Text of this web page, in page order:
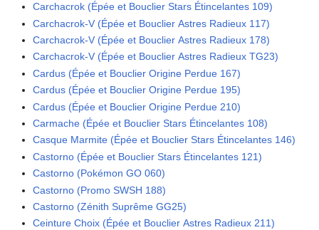
Carchacrok (Épée et Bouclier Stars Étincelantes 109)
Carchacrok-V (Épée et Bouclier Astres Radieux 117)
Carchacrok-V (Épée et Bouclier Astres Radieux 178)
Carchacrok-V (Épée et Bouclier Astres Radieux TG23)
Cardus (Épée et Bouclier Origine Perdue 167)
Cardus (Épée et Bouclier Origine Perdue 195)
Cardus (Épée et Bouclier Origine Perdue 210)
Carmache (Épée et Bouclier Stars Étincelantes 108)
Casque Marmite (Épée et Bouclier Stars Étincelantes 146)
Castorno (Épée et Bouclier Stars Étincelantes 121)
Castorno (Pokémon GO 060)
Castorno (Promo SWSH 188)
Castorno (Zénith Suprême GG25)
Ceinture Choix (Épée et Bouclier Astres Radieux 211)